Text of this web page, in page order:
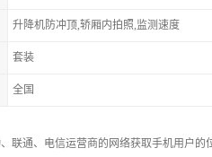
升降机防冲顶,轿厢内拍照,监测速度
套装
全国
联通、电信运营商的网络获取手机用户